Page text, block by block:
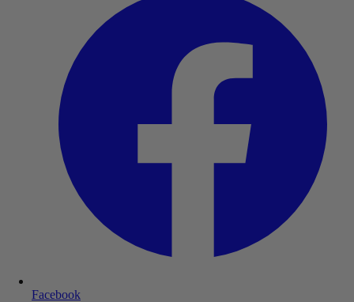
Facebook